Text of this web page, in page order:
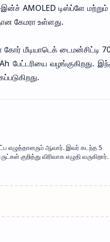
AMOLED டிஸ்ப்ளே மற்றும்
கேமரா உள்ளது.
மீடியாடெக் டைமன்சிட்டி
பேட்டரியை வழங்குகிறது.
எழுத்தாளரும் ஆவார். இவர் கடந்த 5
விரிவாக எழுதி வருகிறார்.